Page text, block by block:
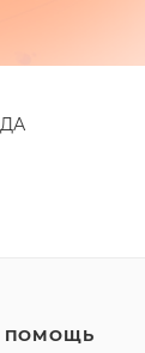
ПОМОЩЬ